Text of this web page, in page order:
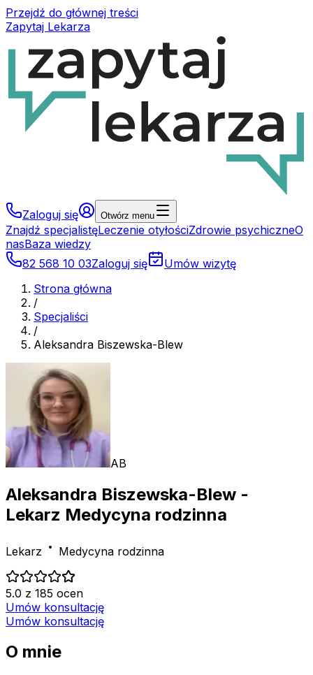
Przejdź do głównej treści
Zapytaj Lekarza
Zaloguj się Otwórz menu
Znajdź specjalistęLeczenie otyłościZdrowie psychiczneO
nasBaza wiedzy
82 568 10 03Zaloguj się
Umów wizytę
Strona główna
/
Specjaliści
/
Aleksandra Biszewska-Blew
AB
Aleksandra Biszewska-Blew -
Lekarz Medycyna rodzinna
Lekarz Medycyna rodzinna
5.0 z 185 ocen
Umów konsultację
Umów konsultację
O mnie